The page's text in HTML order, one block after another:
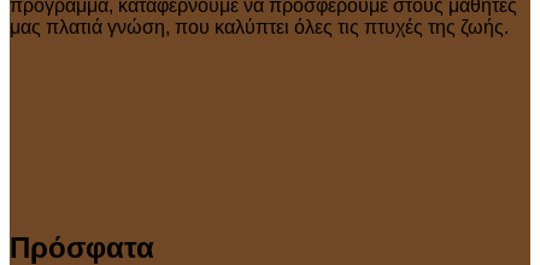
πρόγραμμα, καταφέρνουμε να προσφέρουμε στους μαθητές
μας πλατιά γνώση, που καλύπτει όλες τις πτυχές της ζωής.
Πρόσφατα